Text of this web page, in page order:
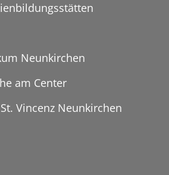
Neunkirchen
am Center
Vincenz Neunkirchen